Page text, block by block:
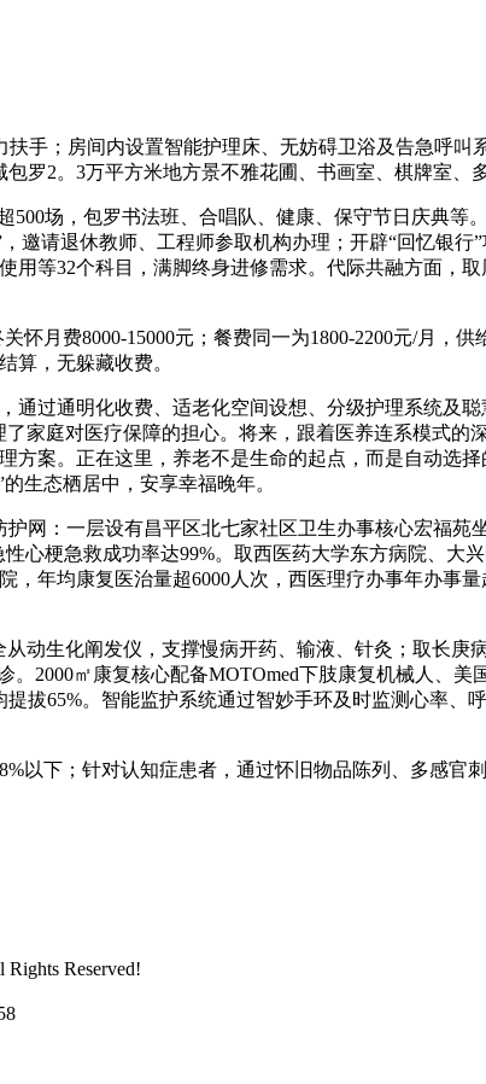
；房间内设置智能护理床、无妨碍卫浴及告急呼叫
罗2。3万平方米地方景不雅花圃、书画室、棋牌室、
场，包罗书法班、合唱队、健康、保守节日庆典等
邀请退休教师、工程师参取机构办理；开辟“回忆银
用等32个科目，满脚终身进修需求。代际共融方面，
月费8000-15000元；餐费同一为1800-2200元/月，
算，无躲藏收费。
过通明化收费、适老化空间设想、分级护理系统及
家庭对医疗保障的担心。将来，跟着医养连系模式的
方案。正在这里，养老不是生命的起点，而是自动
生态栖居中，安享幸福晚年。
：一层设有昌平区北七家社区卫生办事核心宏福苑
心梗急救成功率达99%。取西医药大学东方病院、大
年均康复医治量超6000人次，西医理疗办事年办事
生化阐发仪，支撑慢病开药、输液、针灸；取长庚
2000㎡康复核心配备MOTOmed下肢康复机械人、
提拔65%。智能监护系统通过智妙手环及时监测心率
下；针对认知症患者，通过怀旧物品陈列、多感官
Reserved!